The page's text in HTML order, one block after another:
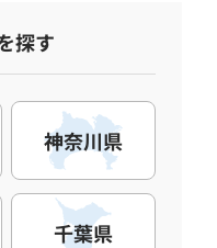
探す
神奈川県
千葉県